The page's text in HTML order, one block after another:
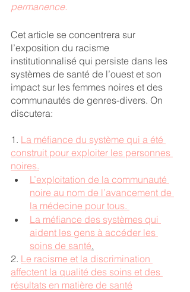
permanence.
Cet article se concentrera sur
l’exposition du racisme
institutionnalisé qui persiste dans les
systèmes de santé de l’ouest et son
impact sur les femmes noires et des
communautés de genres-divers. On
discutera:
1. La méfiance du système qui a été
construit pour exploiter les personnes
noires.
L’exploitation de la communauté
noire au nom de l’avancement de
la médecine pour tous.
La méfiance des systèmes qui
aident les gens à accéder les
soins de santé.
2. Le racisme et la discrimination
affectent la qualité des soins et des
résultats en matière de santé